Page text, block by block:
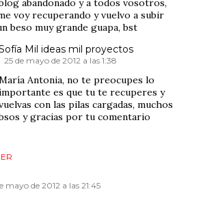
voy recuperando y vuelvo a subir
beso muy grande guapa, bst
Mil ideas mil proyectos
25 de mayo de 2012 a las 1:38
María Antonia, no te preocupes lo
es que tu te recuperes y
con las pilas cargadas, muchos
y gracias por tu comentario
mayo de 2012 a las 21:45